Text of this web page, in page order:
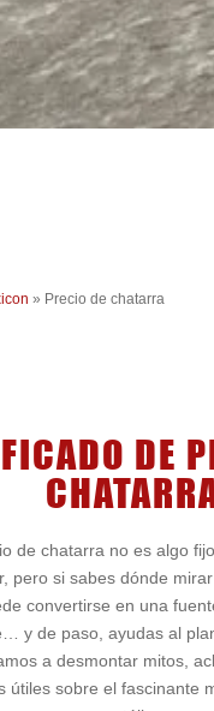
» Precio de chatarra
DE
de chatarra no es algo
pero si sabes dónde
convertirse en una
y de paso, ayudas al
a desmontar mitos,
útiles sobre el fascinante